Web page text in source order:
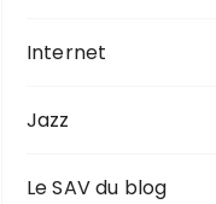
Internet
Jazz
Le SAV du blog